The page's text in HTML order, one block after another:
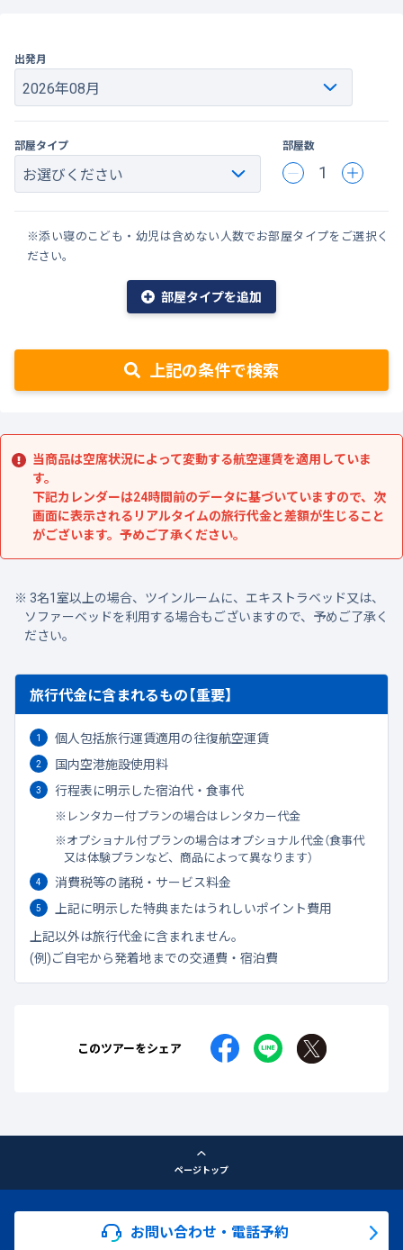
出発月
部屋タイプ 部屋数
1
※添い寝のこども・幼児は含めない人数でお部屋タイプをご選択く
ださい。
部屋タイプを追加
上記の条件で検索
当商品は空席状況によって変動する航空運賃を適用していま
す。
下記カレンダーは24時間前のデータに基づいていますので、次
画面に表示されるリアルタイムの旅行代金と差額が生じること
がございます。予めご了承ください。
3名1室以上の場合、ツインルームに、エキストラベッド又は、
ソファーベッドを利用する場合もございますので、予めご了承く
ださい。
旅行代金に含まれるもの【重要】
個人包括旅行運賃適用の往復航空運賃
国内空港施設使用料
行程表に明示した宿泊代・食事代
レンタカー付プランの場合はレンタカー代金
オプショナル付プランの場合はオプショナル代金（食事代
又は体験プランなど、商品によって異なります）
消費税等の諸税・サービス料金
上記に明示した特典またはうれしいポイント費用
上記以外は旅行代金に含まれません。
(例)ご自宅から発着地までの交通費・宿泊費
このツアーをシェア
ページトップ
お問い合わせ・電話予約